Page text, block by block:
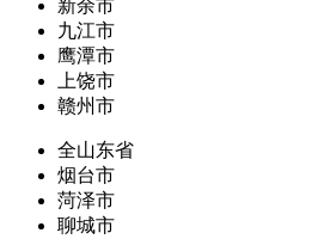
新余市
九江市
鹰潭市
上饶市
赣州市
全山东省
烟台市
菏泽市
聊城市